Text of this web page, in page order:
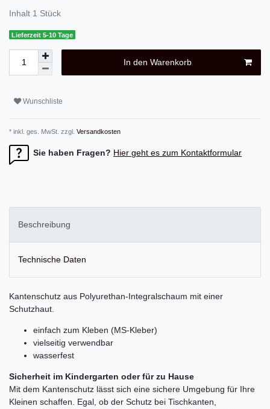
Inhalt 1 Stück
Lieferzeit 5-10 Tage
In den Warenkorb
Wunschliste
* inkl. ges. MwSt. zzgl. Versandkosten
Sie haben Fragen? Hier geht es zum Kontaktformular
Beschreibung
Technische Daten
Kantenschutz aus Polyurethan-Integralschaum mit einer
Schutzhaut.
einfach zum Kleben (MS-Kleber)
vielseitig verwendbar
wasserfest
Sicherheit im Kindergarten oder für zu Hause
Mit dem Kantenschutz lässt sich eine sichere Umgebung für Ihre
Kleinen schaffen. Egal, ob der Schutz bei Tischkanten,